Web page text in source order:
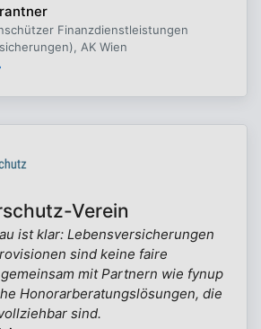
Finanzdienstleistungen
AK Wien
Verein
ist klar: Lebensversicherungen
sind keine faire
mit Partnern wie fynup
Honorarberatungslösungen, die
sind.